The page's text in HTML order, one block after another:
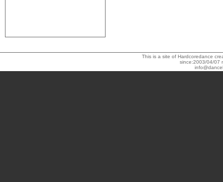
This is a site of Hardcoredance
since:2003/04/07